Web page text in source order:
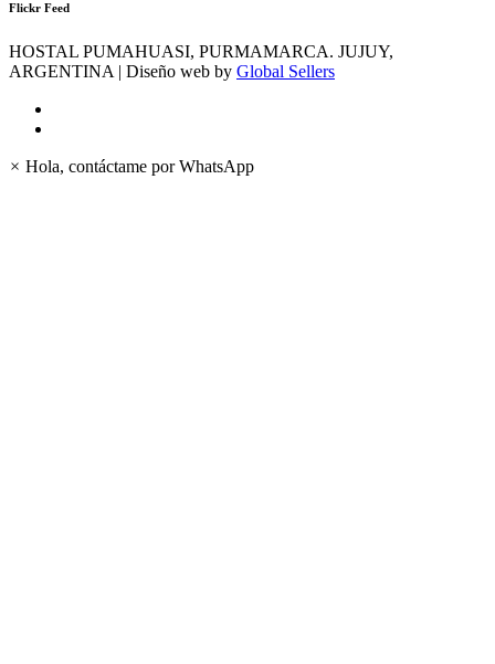
Flickr Feed
HOSTAL PUMAHUASI, PURMAMARCA. JUJUY,
ARGENTINA | Diseño web by Global Sellers
× Hola, contáctame por WhatsApp